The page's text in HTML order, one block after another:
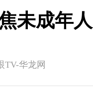
未成年
TV-华龙网